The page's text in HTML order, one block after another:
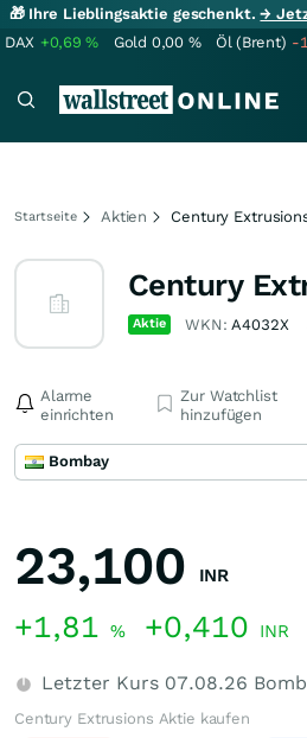
🎁 Ihre Lieblingsaktie geschenkt.→
DAX +0,69% Gold 0,00 % Öl (Brent) -
Startseite Aktien Century
Century
Aktie WKN:A4032X
Alarme
einrichten
Zur Watchlist
hinzufügen
Bombay
23,100 INR
+1,81 % +0,410 INR
Letzter Kurs 07.08.26
Century Extrusions Aktie kaufen